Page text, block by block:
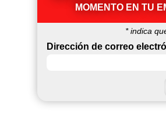
MOMENTO EN TU
*indica
Dirección de correo